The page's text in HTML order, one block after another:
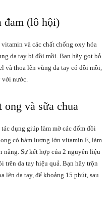
đam (lô hội)
và các chất chống oxy hóa
da tay bị đồi mồi. Bạn hãy gọt bỏ
và thoa lên vùng da tay có đồi mồi,
với nước.
ong và sữa chua
dụng giúp làm mờ các đốm đồi
có hàm lượng lớn vitamin E, làm
Sự kết hợp của 2 nguyên liệu
trên da tay hiệu quả. Bạn hãy trộn
lên da tay, để khoảng 15 phút, sau